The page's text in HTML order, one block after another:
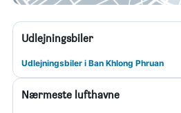
Udlejningsbiler
Udlejningsbiler i Ban Khlong Phruan
Nærmeste lufthavne